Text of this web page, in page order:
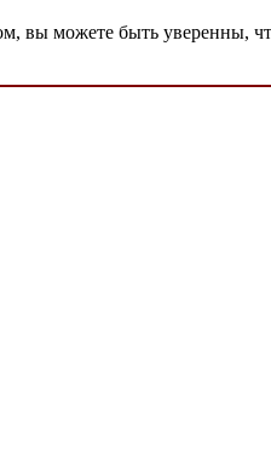
вы можете быть уверенны,